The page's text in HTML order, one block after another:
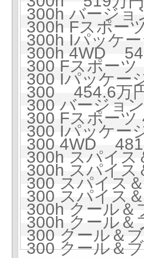
300h バージ
300h Fスポー
300h Iパッケ
300h 4WD
300 Fスポー
300 Iパッケ
300 454.6万
300 バージョ
300 Fスポー
300 Iパッケ
300 4WD
300h スパイ
300h スパイ
300 スパイス
300 スパイス
300h クール
300h クール
300 クール＆
300 クール＆